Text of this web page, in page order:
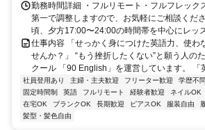
勤務時間詳細 ・フルリモート・フルフレッ
第一で調整しますので、お気軽にご相談くだ
頃、夕方17:00〜24:00の時間帯を中心にレッ
仕事内容 「せっかく身につけた英語力、使わ
せんか？」 “もう挫折したくない”と願う人の
クール 「90 English」を運営しています。 「
社員登用あり 主婦・主夫歓迎 フリーター歓迎 学歴不問
固定時間制
英語 フルリモート 経験者歓迎 ネイルOK
在宅OK
ブランクOK 長期歓迎 ピアスOK 服装自由
髪型・髪色自由